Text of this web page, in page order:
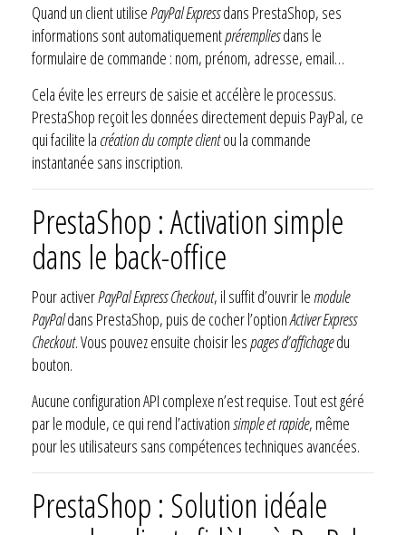
Quand un client utilisePayPal Expressdans PrestaShop, ses
informations sont automatiquementprérempliesdans le
formulaire de commande : nom, prénom, adresse, email…
Cela évite les erreurs de saisie et accélère le processus.
PrestaShop reçoit les données directement depuis PayPal, ce
qui facilite la création du compte clientou la commande
instantanée sans inscription.
PrestaShop : Activation simple
dans le back-office
Pour activerPayPal Express Checkout, il suffit d’ouvrir le module
PayPaldans PrestaShop, puis de cocher l’optionActiver Express
Checkout. Vous pouvez ensuite choisir lespages d’affichagedu
bouton.
Aucune configuration API complexe n’est requise. Tout est géré
par le module, ce qui rend l’activationsimple et rapide, même
pour les utilisateurs sans compétences techniques avancées.
PrestaShop : Solution idéale